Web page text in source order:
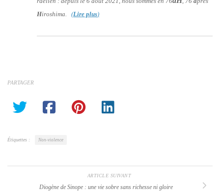
Hiroshima. (Lire plus)
PARTAGER
Étiquettes : Non-violence
ARTICLE SUIVANT
Diogène de Sinope : une vie sobre sans richesse ni gloire